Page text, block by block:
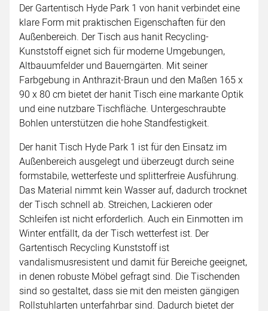
Der Gartentisch Hyde Park 1 von hanit verbindet eine
klare Form mit praktischen Eigenschaften für den
Außenbereich. Der Tisch aus hanit Recycling-
Kunststoff eignet sich für moderne Umgebungen,
Altbauumfelder und Bauerngärten. Mit seiner
Farbgebung in Anthrazit-Braun und den Maßen 165 x
90 x 80 cm bietet der hanit Tisch eine markante Optik
und eine nutzbare Tischfläche. Untergeschraubte
Bohlen unterstützen die hohe Standfestigkeit.
Der hanit Tisch Hyde Park 1 ist für den Einsatz im
Außenbereich ausgelegt und überzeugt durch seine
formstabile, wetterfeste und splitterfreie Ausführung.
Das Material nimmt kein Wasser auf, dadurch trocknet
der Tisch schnell ab. Streichen, Lackieren oder
Schleifen ist nicht erforderlich. Auch ein Einmotten im
Winter entfällt, da der Tisch wetterfest ist. Der
Gartentisch Recycling Kunststoff ist
vandalismusresistent und damit für Bereiche geeignet,
in denen robuste Möbel gefragt sind. Die Tischenden
sind so gestaltet, dass sie mit den meisten gängigen
Rollstuhlarten unterfahrbar sind. Dadurch bietet der